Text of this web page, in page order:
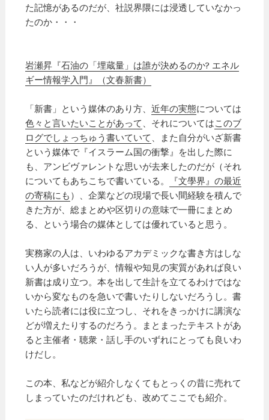
た記憶があるのだが、社説界隈には浸透していなかっ
たのか・・・
岩瀬昇『石油の「埋蔵量」は誰が決めるのか? エネル
ギー情報学入門』（文春新書）
「新書」という媒体のあり方、近年の実態については
色々と言いたいことがあって 、それについてはこのブ
ログでしょっちゅう書いていて 、また自分がいざ新書
という媒体で『イスラーム国の衝撃』を出した際に
も、アンビヴァレントな思いが去来したのだが（それ
についてもあちこちで書いている。
『文學界』の最近
の寄稿にも ）、企業などの現場で長い間経験を積んで
きた方が、総まとめや区切りの意味で一冊にまとめ
る、という場合の媒体としては優れていると思う。
実務家の人は、いわゆるアカデミックな書き方はしな
い人が多いだろうが、情報や知見の実質があれば良い
新書は成り立つ。本を出して生計を立てるわけではな
いから変なものを急いで書いたりしないだろうし。書
いたら読者には役に立つし、それをきっかけに講演な
どが増えたりするのだろう。まとまったテキストがあ
ると主催者・聴衆・話し手のいずれにとっても良いわ
けだし。
この本、私などが紹介しなくてもとっくの昔に売れて
しまっていたのだけれども、改めてここでも紹介。